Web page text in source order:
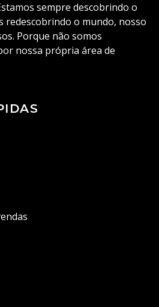
sempre descobrindo o
redescobrindo o mundo, nosso
Porque não somos
nossa própria área de